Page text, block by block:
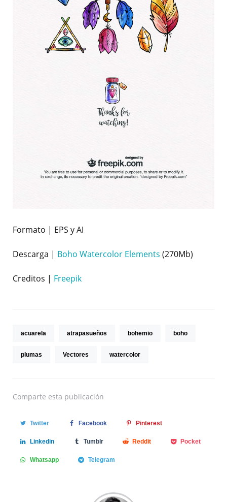
Formato | EPS y AI
Descarga | Boho Watercolor Elements (270Mb)
Creditos | Freepik
acuarela atrapasueños bohemio boho
plumas Vectores watercolor
Comparte esta publicación
Twitter Facebook Pinterest
Linkedin Tumblr Reddit Pocket
Whatsapp Telegram